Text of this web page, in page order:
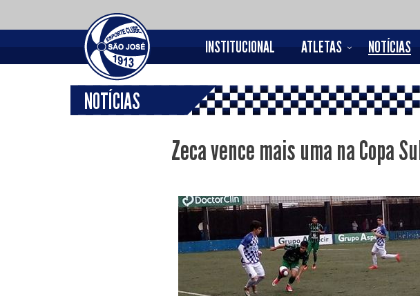
INSTITUCIONAL ATLETAS NOTÍCIAS
NOTÍCIAS
Zeca vence mais uma na Copa